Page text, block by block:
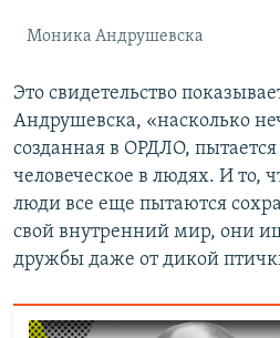
Моника Андрушевска
Это свидетельство
Андрушевска, «насколько
созданная в ОРДЛО,
человеческое в людях. И то,
люди все еще пытаются
свой внутренний мир, они
дружбы даже от дикой